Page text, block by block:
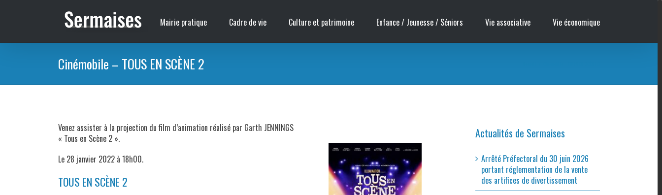
Mairie pratique Cadre de vie Culture et patrimoine Enfance / Jeunesse / Séniors Vie associative Vie économique
Cinémobile – TOUS EN SCÈNE 2
Venez assister à la projection du film d’animation réalisé par Garth JENNINGS
« Tous en Scène 2 ».
Le 28 janvier 2022 à 18h00.
TOUS EN SCÈNE 2
Actualités de Sermaises
Arrêté Préfectoral du 30 juin 2026
portant réglementation de la vente
des artifices de divertissement